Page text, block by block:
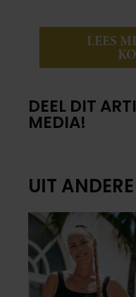
LEES
DEEL DIT
MEDIA!
UIT